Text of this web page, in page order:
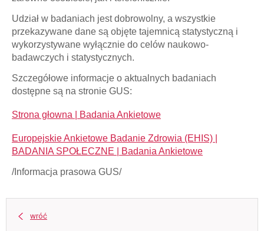
Udział w badaniach jest dobrowolny, a wszystkie
przekazywane dane są objęte tajemnicą statystyczną i
wykorzystywane wyłącznie do celów naukowo-
badawczych i statystycznych.
Szczegółowe informacje o aktualnych badaniach
dostępne są na stronie GUS:
Strona głowna | Badania Ankietowe
Europejskie Ankietowe Badanie Zdrowia (EHIS) |
BADANIA SPOŁECZNE | Badania Ankietowe
/Informacja prasowa GUS/
wróć